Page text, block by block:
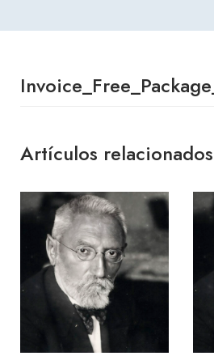
Artículos relacionados